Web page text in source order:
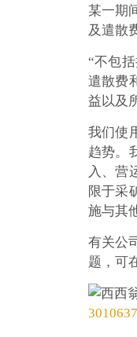
某一期
及遣散
“不包
遣散费
益以及
我们使
趋势。
入、营
限于采
施与其
有关公
题，可